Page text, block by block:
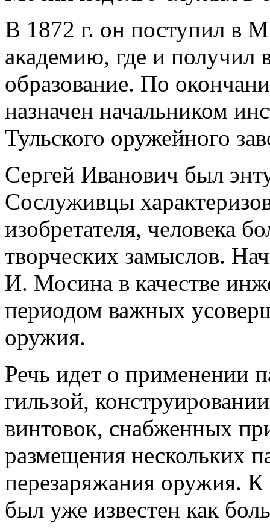
В 1872 г. он поступил в
академию, где и получил
образование. По
назначен начальником
Тульского оружейного
Сергей Иванович был
Сослуживцы
изобретателя, человека
творческих замыслов.
И. Мосина в качестве
периодом важных
оружия.
Речь идет о применении
гильзой,
винтовок, снабженных
размещения нескольких
перезаряжания оружия.
был уже известен как